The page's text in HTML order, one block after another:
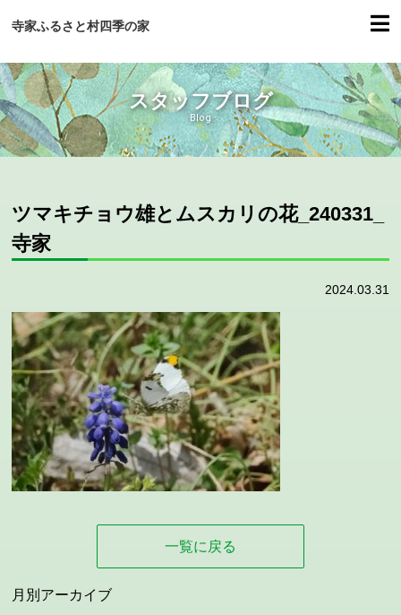
寺家ふるさと村四季の家
スタッフブログ
Blog
ツマキチョウ雄とムスカリの花_240331_
寺家
2024.03.31
一覧に戻る
月別アーカイブ